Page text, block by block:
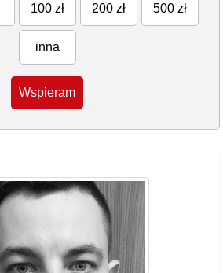
100 zł 200 zł 500 zł
inna
Wspieram